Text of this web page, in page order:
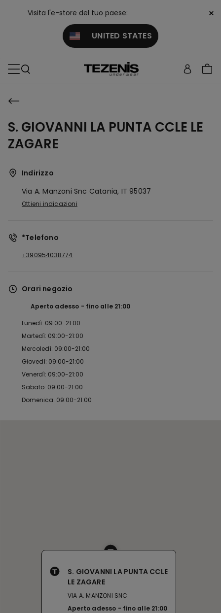
Visita l'e-store del tuo paese:
UNITED STATES
×
S. GIOVANNI LA PUNTA CCLE LE
ZAGARE
Indirizzo
Via A. Manzoni Snc Catania, IT 95037
Ottieni indicazioni
*Telefono
+390954038774
Orari negozio
Aperto adesso fino alle 21:00
Lunedì: 09:00-21:00
Martedì: 09:00-21:00
Mercoledì: 09:00-21:00
Giovedì: 09:00-21:00
Venerdì: 09:00-21:00
Sabato: 09:00-21:00
Domenica: 09:00-21:00
S. GIOVANNI LA PUNTA CCLE
LE ZAGARE
VIA A. MANZONI SNC
Aperto adesso
fino alle 21:00